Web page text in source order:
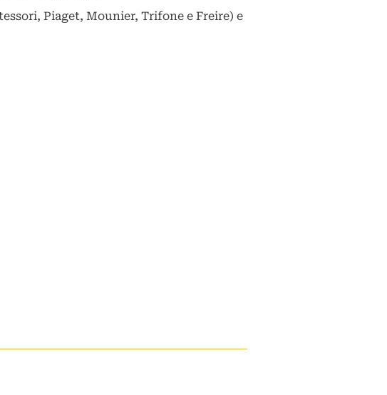
Piaget, Mounier, Trifone e Freire) e